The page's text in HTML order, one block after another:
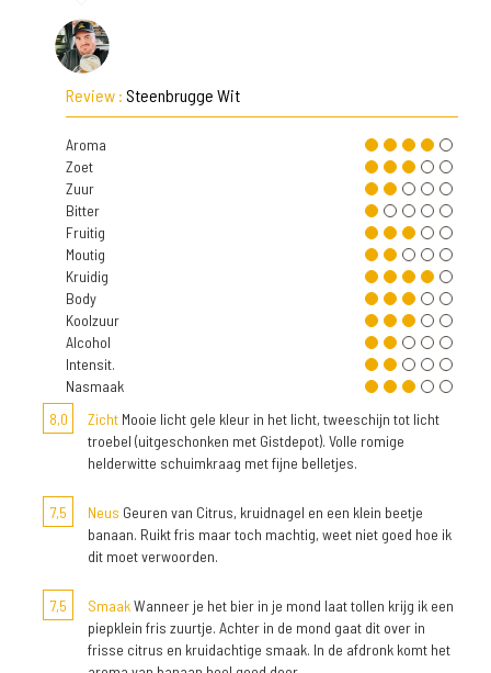
Review : Steenbrugge Wit
Aroma
Zoet
Zuur
Bitter
Fruitig
Moutig
Kruidig
Body
Koolzuur
Alcohol
Intensit.
Nasmaak
8,0
Zicht Mooie licht gele kleur in het licht, tweeschijn tot licht
troebel (uitgeschonken met Gistdepot). Volle romige
helderwitte schuimkraag met fijne belletjes.
7,5 Neus Geuren van Citrus, kruidnagel en een klein beetje
banaan. Ruikt fris maar toch machtig, weet niet goed hoe ik
dit moet verwoorden.
7,5 SmaakWanneer je het bier in je mond laat tollen krijg ik een
piepklein fris zuurtje. Achter in de mond gaat dit over in
frisse citrus en kruidachtige smaak. In de afdronk komt het